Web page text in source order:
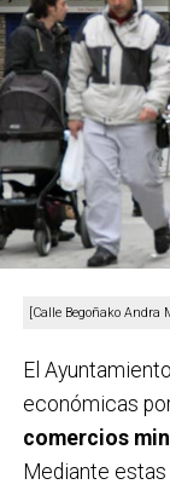
[Calle Begoñako Andra
El
económicas
comercios
Mediante